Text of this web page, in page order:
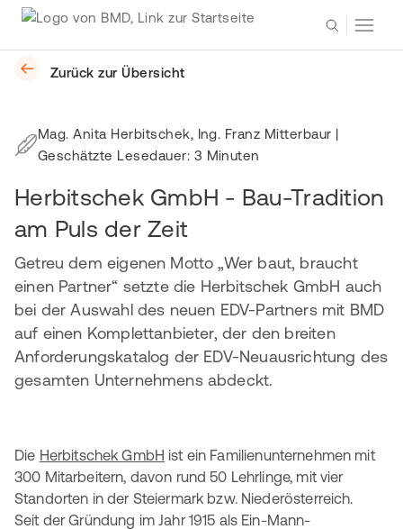
Zurück zur Übersicht
Mag. Anita Herbitschek, Ing. Franz Mitterbaur |
Geschätzte Lesedauer: 3 Minuten
Herbitschek GmbH - Bau-Tradition
am Puls der Zeit
Getreu dem eigenen Motto „Wer baut, braucht
einen Partner“ setzte die Herbitschek GmbH auch
bei der Auswahl des neuen EDV-Partners mit BMD
auf einen Komplettanbieter, der den breiten
Anforderungskatalog der EDV-Neuausrichtung des
gesamten Unternehmens abdeckt.
Die Herbitschek GmbH ist ein Familienunternehmen mit
300 Mitarbeitern, davon rund 50 Lehrlinge, mit vier
Standorten in der Steiermark bzw. Niederösterreich.
Seit der Gründung im Jahr 1915 als Ein-Mann-